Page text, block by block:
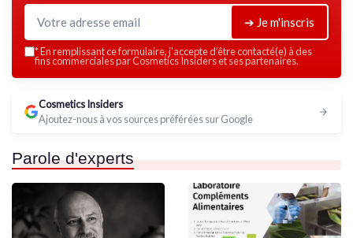
➔ Je m'inscris
*En remplissant ce formulaire, j’accepte d’être contacté(e) à des
fins commerciales par Cosmetics Insiders et ses partenaires.
Cosmetics Insiders
Ajoutez-nous à vos sources préférées sur Google
Parole d'experts